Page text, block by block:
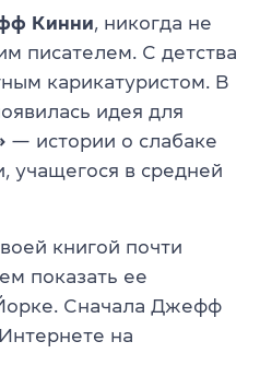
Кинни , никогда не
писателем. С детства
карикатуристом. В
идея для
— истории о слабаке
учащегося в средней
книгой почти
показать ее
Сначала Джефф
на